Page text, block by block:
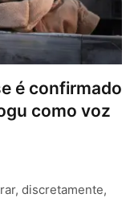
é confirmado
como voz
discretamente,